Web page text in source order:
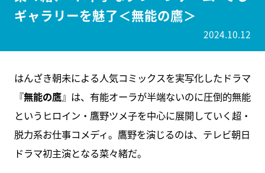
ギャラリーを魅了＜無能の鷹＞
2024.10.12
はんざき朝未による人気コミックスを実写化したドラマ
『無能の鷹』は、有能オーラが半端ないのに圧倒的無能
というヒロイン・鷹野ツメ子を中心に展開していく超・
脱力系お仕事コメディ。鷹野を演じるのは、テレビ朝日
ドラマ初主演となる菜々緒だ。